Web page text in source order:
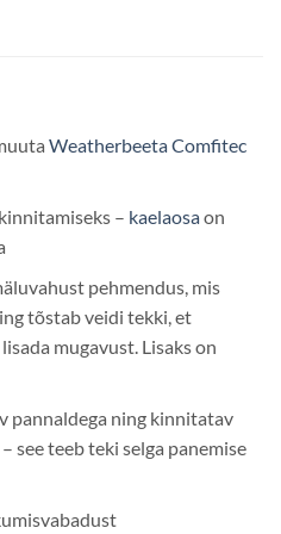
Weatherbeeta Comfitec
– kaelaosaon
pehmendus, mis
tõstab veidi tekki, et
mugavust. Lisaks on
pannaldega ning kinnitatav
see teeb teki selga panemise